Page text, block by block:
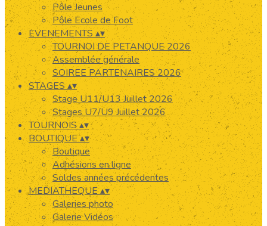
Pôle Jeunes
Pôle Ecole de Foot
EVENEMENTS▴▾
TOURNOI DE PETANQUE 2026
Assemblée générale
SOIREE PARTENAIRES 2026
STAGES ▴▾
Stage U11/U13 Juillet 2026
Stages U7/U9 Juillet 2026
TOURNOIS▴▾
BOUTIQUE▴▾
Boutique
Adhésions en ligne
Soldes années précédentes
MEDIATHEQUE▴▾
Galeries photo
Galerie Vidéos